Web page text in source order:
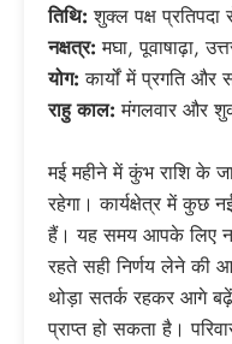
तिथि: शुक्ल पक्ष प्रतिपदा
नक्षत्र: मघा, पूवाषाढ़ा,
योग: कार्यों में प्रगति और
राहु काल: मंगलवार और
मई महीने में कुंभ राशि के
रहेगा। कार्यक्षेत्र में कुछ
हैं। यह समय आपके लिए
रहते सही निर्णय लेने की
थोड़ा सतर्क रहकर आगे
प्राप्त हो सकता है।